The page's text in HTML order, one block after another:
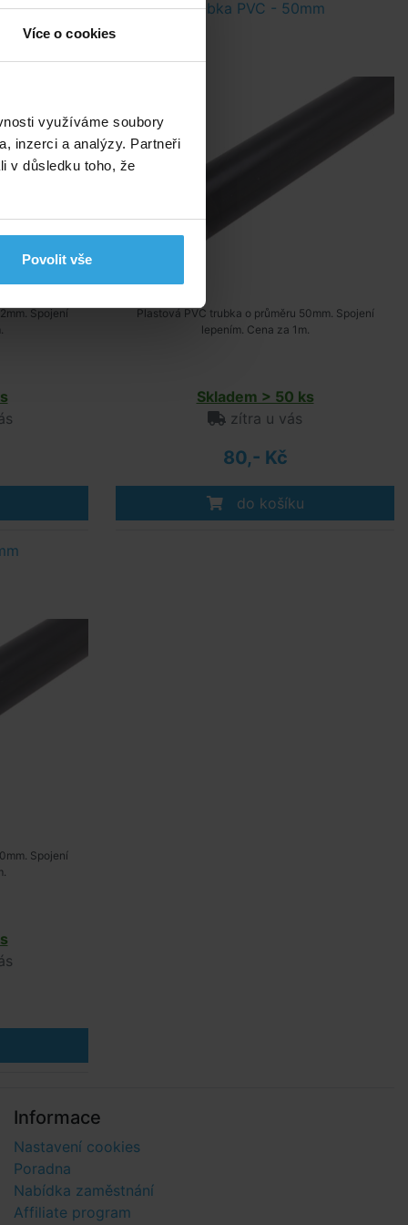
Více o cookies
využíváme soubory
inzerci a analýzy. Partneři
v důsledku toho, že
Povolit vše
Spojení
Trubka PVC - 50mm
Plastová PVC trubka o průměru 50mm. Spojení
lepením. Cena za 1m.
Skladem > 50 ks
zítra u vás
80,- Kč
do košíku
Spojení
Informace
Nastavení cookies
Poradna
Nabídka zaměstnání
Affiliate program